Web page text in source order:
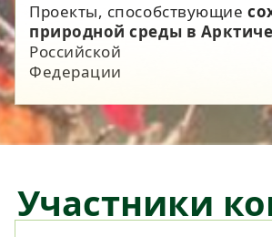
Проекты, способствующие
природной среды в
Российской
Федерации
Участники